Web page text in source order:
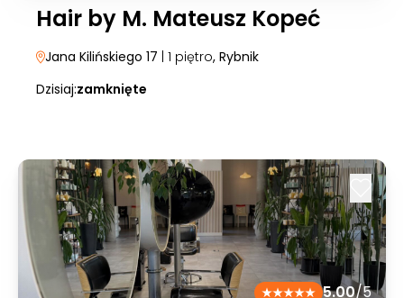
Hair by M. Mateusz Kopeć
Jana Kilińskiego 17 | 1 piętro, Rybnik
Dzisiaj:zamknięte
5.00/5